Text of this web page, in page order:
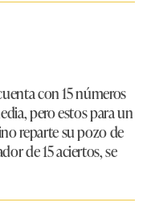
con 15 números
pero estos para un
reparte su pozo de
de 15 aciertos, se